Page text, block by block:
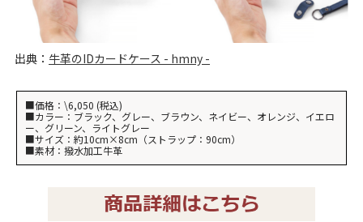
出典： 牛革のIDカードケース - hmny -
■価格：\6,050 (税込)
■カラー：ブラック、グレー、ブラウン、ネイビー、オレンジ、イエロ
ー、グリーン、ライトグレー
■サイズ：約10cm×8cm（ストラップ：90cm）
■素材：撥水加工牛革